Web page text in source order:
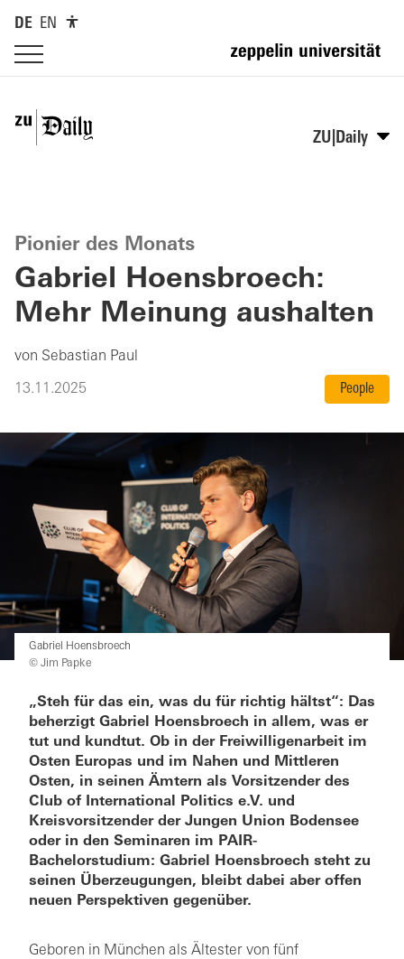
DE EN
ZU|Daily
Pionier des Monats
Gabriel Hoensbroech:
Mehr Meinung aushalten
von Sebastian Paul
13.11.2025 People
Gabriel Hoensbroech
© Jim Papke
„Steh für das ein, was du für richtig hältst“: Das
beherzigt Gabriel Hoensbroech in allem, was er
tut und kundtut. Ob in der Freiwilligenarbeit im
Osten Europas und im Nahen und Mittleren
Osten, in seinen Ämtern als Vorsitzender des
Club of International Politics e.V. und
Kreisvorsitzender der Jungen Union Bodensee
oder in den Seminaren im PAIR-
Bachelorstudium: Gabriel Hoensbroech steht zu
seinen Überzeugungen, bleibt dabei aber offen
neuen Perspektiven gegenüber.
Geboren in München als Ältester von fünf